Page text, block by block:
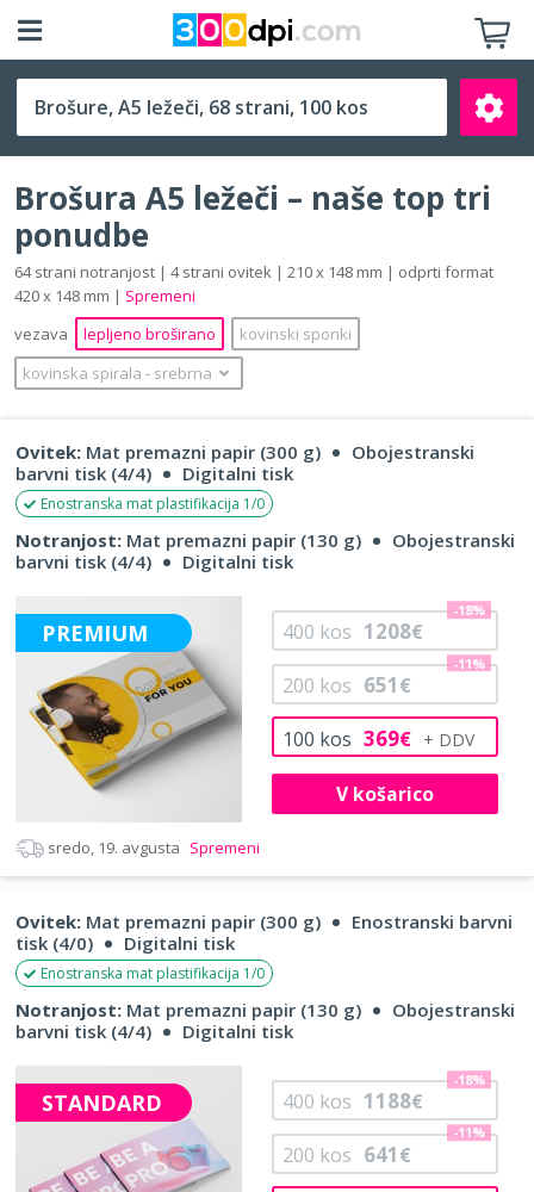
A5 ležeči (210 x 148 mm)
Išči
Brošura A5 ležeči – naše top tri
ponudbe
64 strani notranjost | 4 strani ovitek | 210 x 148 mm | odprti format
420 x 148 mm | Spremeni
vezava
lepljeno broširano
kovinski sponki
kovinska spirala ‐ srebrna
Ovitek: Mat premazni papir (300 g)
Obojestranski
barvni tisk (4/4)
Digitalni tisk
Enostranska mat plastifikacija 1/0
Notranjost: Mat premazni papir (130 g)
Obojestranski
barvni tisk (4/4)
Digitalni tisk
PREMIUM
100 kos 369€
200 kos 651€
-11%
400 kos 1208€
-18%
V košarico
sredo, 19. avgusta Spremeni
Ovitek: Mat premazni papir (300 g)
Enostranski barvni
tisk (4/0)
Digitalni tisk
Enostranska mat plastifikacija 1/0
Notranjost: Mat premazni papir (130 g)
Obojestranski
barvni tisk (4/4)
Digitalni tisk
STANDARD
200 kos 641€
-11%
400 kos 1188€
-18%